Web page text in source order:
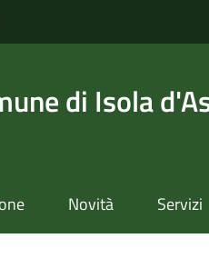
di Isola
Novità Servizi